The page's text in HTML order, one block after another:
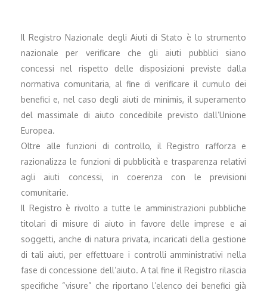
Il Registro Nazionale degli Aiuti di Stato è lo strumento
nazionale per verificare che gli aiuti pubblici siano
concessi nel rispetto delle disposizioni previste dalla
normativa comunitaria, al fine di verificare il cumulo dei
benefici e, nel caso degli aiuti de minimis, il superamento
del massimale di aiuto concedibile previsto dall’Unione
Europea.
Oltre alle funzioni di controllo, il Registro rafforza e
razionalizza le funzioni di pubblicità e trasparenza relativi
agli aiuti concessi, in coerenza con le previsioni
comunitarie.
Il Registro è rivolto a tutte le amministrazioni pubbliche
titolari di misure di aiuto in favore delle imprese e ai
soggetti, anche di natura privata, incaricati della gestione
di tali aiuti, per effettuare i controlli amministrativi nella
fase di concessione dell’aiuto. A tal fine il Registro rilascia
specifiche “visure” che riportano l’elenco dei benefici già